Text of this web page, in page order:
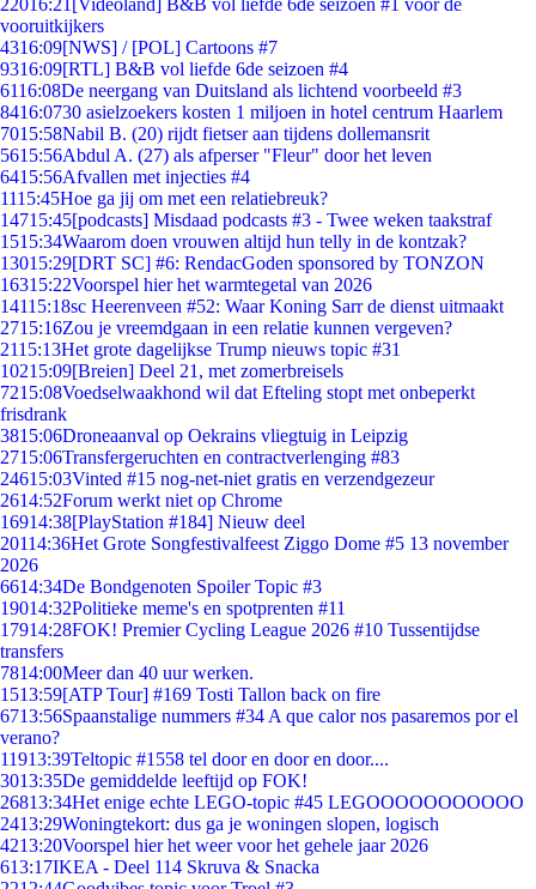
22016:21 [Videoland] B&B vol liefde 6de seizoen #1 voor de
vooruitkijkers
4316:09[NWS] / [POL] Cartoons #7
9316:09[RTL] B&B vol liefde 6de seizoen #4
6116:08De neergang van Duitsland als lichtend voorbeeld #3
8416:0730 asielzoekers kosten 1 miljoen in hotel centrum Haarlem
7015:58Nabil B. (20) rijdt fietser aan tijdens dollemansrit
5615:56Abdul A. (27) als afperser "Fleur" door het leven
6415:56Afvallen met injecties #4
1115:45Hoe ga jij om met een relatiebreuk?
14715:45[podcasts] Misdaad podcasts #3 - Twee weken taakstraf
1515:34Waarom doen vrouwen altijd hun telly in de kontzak?
13015:29[DRT SC] #6: RendacGoden sponsored by TONZON
16315:22Voorspel hier het warmtegetal van 2026
14115:18sc Heerenveen #52: Waar Koning Sarr de dienst uitmaakt
2715:16Zou je vreemdgaan in een relatie kunnen vergeven?
2115:13Het grote dagelijkse Trump nieuws topic #31
10215:09[Breien] Deel 21, met zomerbreisels
7215:08Voedselwaakhond wil dat Efteling stopt met onbeperkt
frisdrank
3815:06Droneaanval op Oekrains vliegtuig in Leipzig
2715:06Transfergeruchten en contractverlenging #83
24615:03Vinted #15 nog-net-niet gratis en verzendgezeur
2614:52Forum werkt niet op Chrome
16914:38[PlayStation #184] Nieuw deel
20114:36Het Grote Songfestivalfeest Ziggo Dome #5 13 november
2026
6614:34De Bondgenoten Spoiler Topic #3
19014:32Politieke meme's en spotprenten #11
17914:28FOK! Premier Cycling League 2026 #10 Tussentijdse
transfers
7814:00Meer dan 40 uur werken.
1513:59[ATP Tour] #169 Tosti Tallon back on fire
6713:56Spaanstalige nummers #34 A que calor nos pasaremos por el
verano?
11913:39Teltopic #1558 tel door en door en door....
3013:35De gemiddelde leeftijd op FOK!
26813:34Het enige echte LEGO-topic #45 LEGOOOOOOOOOOO
2413:29Woningtekort: dus ga je woningen slopen, logisch
4213:20Voorspel hier het weer voor het gehele jaar 2026
613:17IKEA - Deel 114 Skruva & Snacka